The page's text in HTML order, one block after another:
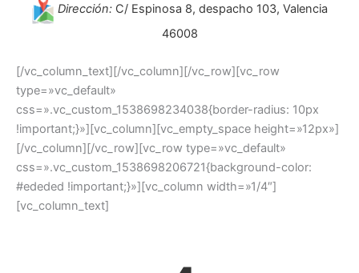
Dirección: C/ Espinosa 8, despacho 103, Valencia
46008
[/vc_column_text][/vc_column][/vc_row][vc_row
type=»vc_default»
css=».vc_custom_1538698234038{border-radius: 10px
!important;}»][vc_column][vc_empty_space height=»12px»]
[/vc_column][/vc_row][vc_row type=»vc_default»
css=».vc_custom_1538698206721{background-color:
#ededed !important;}»][vc_column width=»1/4″]
[vc_column_text]